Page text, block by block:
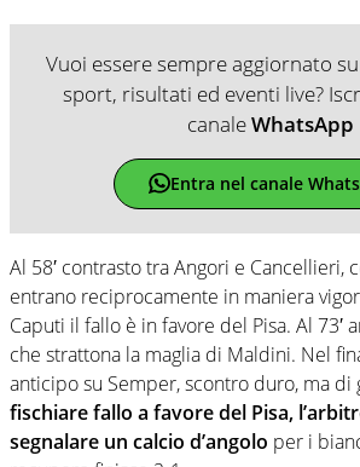
Vuoi essere sempre aggiornato
sport, risultati ed eventi live?
canaleWhatsApp
Entra nel canale
Al 58′ contrasto tra Angori e Cancellieri,
entrano reciprocamente in maniera
Caputi il fallo è in favore del Pisa. Al 73′
che strattona la maglia di Maldini. Nel
anticipo su Semper, scontro duro, ma di
fischiare fallo a favore del Pisa,
segnalare un calcio d’angolo per i